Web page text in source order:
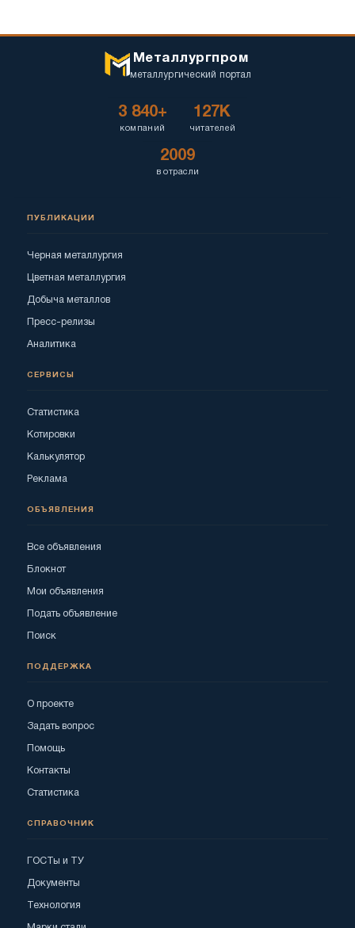
Металлургпром
металлургический портал
3 840+
компаний
127K
читателей
2009
в отрасли
ПУБЛИКАЦИИ
Черная металлургия
Цветная металлургия
Добыча металлов
Пресс-релизы
Аналитика
СЕРВИСЫ
Статистика
Котировки
Калькулятор
Реклама
ОБЪЯВЛЕНИЯ
Все объявления
Блокнот
Мои объявления
Подать объявление
Поиск
ПОДДЕРЖКА
О проекте
Задать вопрос
Помощь
Контакты
Статистика
СПРАВОЧНИК
ГОСТы и ТУ
Документы
Технология